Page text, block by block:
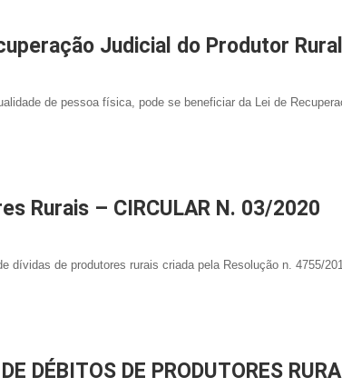
Judicial do Produtor Rural
de pessoa física, pode se beneficiar da Lei de
Rurais – CIRCULAR N. 03/2020
dívidas de produtores rurais criada pela Resolução n. 4755/
DÉBITOS DE PRODUTORES